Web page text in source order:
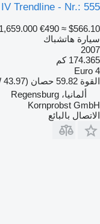
Trendline - Nr.: 555
€490 ≈ $566.10
سيارة هاتشباك
2007
174.365 كم
Euro 4
القوة 59.82 حصان (43.97 kW)
ألمانيا، Regensburg
Kornprobst GmbH
الاتصال بالبائع